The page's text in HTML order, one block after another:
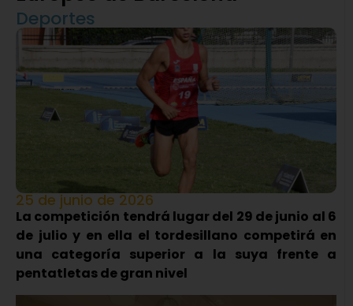
Deportes
25 de junio de 2026
La competición tendrá lugar del 29 de junio al 6
de julio y en ella el tordesillano competirá en
una categoría superior a la suya frente a
pentatletas de gran nivel